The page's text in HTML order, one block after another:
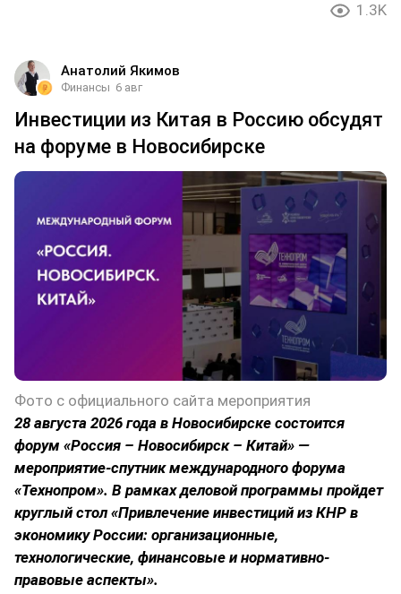
1.3K
Анатолий Якимов
Финансы 6 авг
Инвестиции из Китая в Россию обсудят
на форуме в Новосибирске
Фото с официального сайта мероприятия
28 августа 2026 года в Новосибирске состоится
форум «Россия – Новосибирск – Китай» —
мероприятие-спутник международного форума
«Технопром». В рамках деловой программы пройдет
круглый стол «Привлечение инвестиций из КНР в
экономику России: организационные,
технологические, финансовые и нормативно-
правовые аспекты».